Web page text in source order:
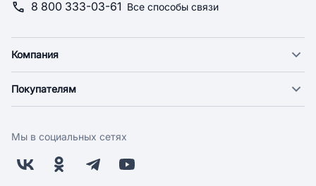
8 800 333-03-61 Все способы связи
Компания
Новости
Поставщикам
Заводчикам
Покупателям
Оплата
Бонусная программа
Мы в социальных сетях